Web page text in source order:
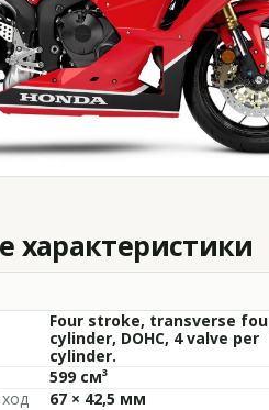
характеристики
Four stroke, transverse
cylinder, DOHC, 4 valve per
cylinder.
599 см³
67 × 42,5 мм